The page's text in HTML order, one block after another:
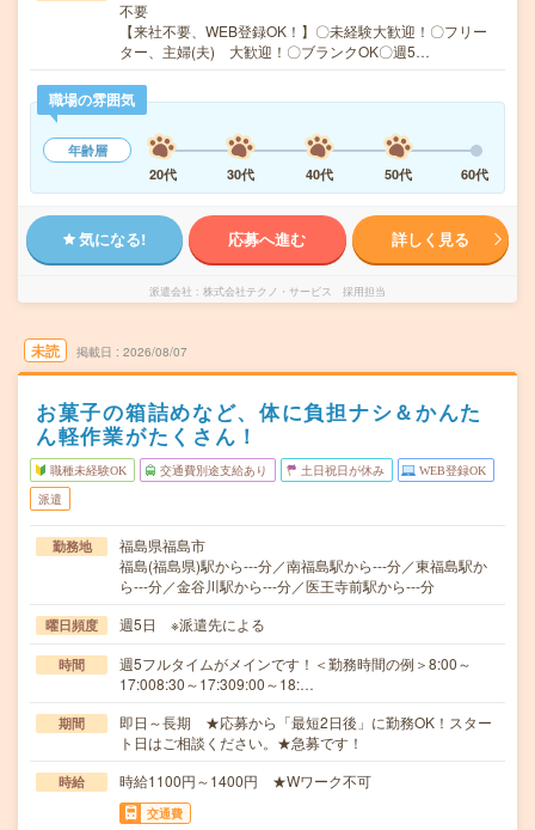
不要
【来社不要、WEB登録OK！】〇未経験大歓迎！〇フリー
ター、主婦(夫) 大歓迎！〇ブランクOK〇週5…
職場の雰囲気
年齢層
20代
30代 40代 50代 60代
気になる! 応募へ進む 詳しく見る
派遣会社 株式会社テクノ・サービス 採用担当
未読 掲載日 2026/08/07
お菓子の箱詰めなど、体に負担ナシ＆かんた
ん軽作業がたくさん！
職種未経験OK 交通費別途支給あり 土日祝日が休み WEB登録OK
派遣
勤務地
福島県福島市
福島(福島県)駅から---分／南福島駅から---分／東福島駅か
ら---分／金谷川駅から---分／医王寺前駅から---分
曜日頻度 週5日 ※派遣先による
時間
週5フルタイムがメインです！＜勤務時間の例＞8:00～
17:008:30～17:309:00～18:…
期間
即日～長期 ★応募から「最短2日後」に勤務OK！スター
ト日はご相談ください。★急募です！
時給 時給1100円～1400円 ★Wワーク不可
交通費